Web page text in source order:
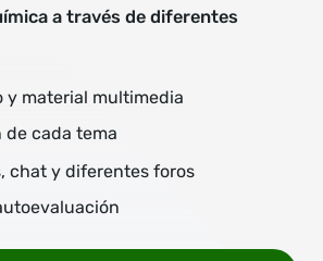
a través de diferentes
y material multimedia
de cada tema
chat y diferentes foros